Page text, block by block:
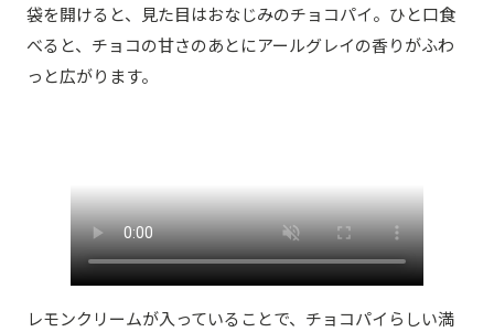
袋を開けると、見た目はおなじみのチョコパイ。ひと口食
べると、チョコの甘さのあとにアールグレイの香りがふわ
っと広がります。
レモンクリームが入っていることで、チョコパイらしい満